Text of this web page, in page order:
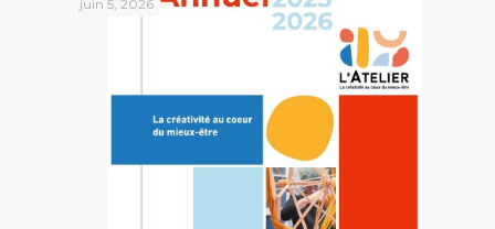
juin 5, 2026